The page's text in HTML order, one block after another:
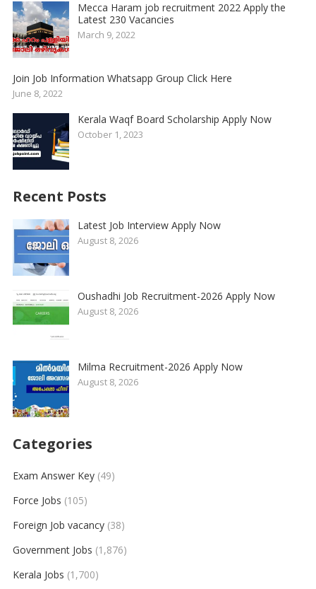
Mecca Haram job recruitment 2022 Apply the
Latest 230 Vacancies
March 9, 2022
Join Job Information Whatsapp Group Click Here
June 8, 2022
Kerala Waqf Board Scholarship Apply Now
October 1, 2023
Recent Posts
Latest Job Interview Apply Now
August 8, 2026
Oushadhi Job Recruitment-2026 Apply Now
August 8, 2026
Milma Recruitment-2026 Apply Now
August 8, 2026
Categories
Exam Answer Key(49)
Force Jobs (105)
Foreign Job vacancy(38)
Government Jobs (1,876)
Kerala Jobs (1,700)